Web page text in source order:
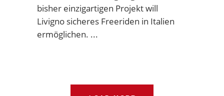
bisher einzigartigen Projekt will
Livigno sicheres Freeriden in Italien
ermöglichen.